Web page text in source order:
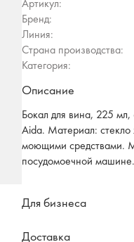
Артикул:
Бренд:
Линия:
Страна производства:
Категория:
Описание
Бокал для вина, 225
Aida. Материал: стекло
моющими средствами.
посудомоечной машине.
Для бизнеса
Доставка